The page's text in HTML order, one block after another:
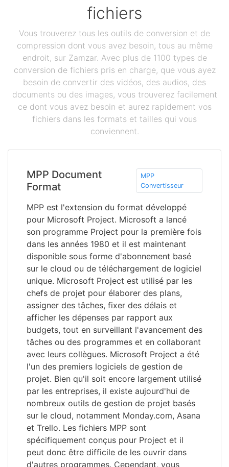
fichiers
Vous trouverez tous les outils de conversion et de
compression dont vous avez besoin, tous au même
endroit, sur Zamzar. Avec plus de 1100 types de
conversion de fichiers pris en charge, que vous ayez
besoin de convertir des vidéos, des audios, des
documents ou des images, vous trouverez facilement
ce dont vous avez besoin et aurez rapidement vos
fichiers dans les formats et tailles qui vous
conviennent.
MPP Document
Format
MPP
Convertisseur
MPP est l'extension du format développé
pour Microsoft Project. Microsoft a lancé
son programme Project pour la première fois
dans les années 1980 et il est maintenant
disponible sous forme d'abonnement basé
sur le cloud ou de téléchargement de logiciel
unique. Microsoft Project est utilisé par les
chefs de projet pour élaborer des plans,
assigner des tâches, fixer des délais et
afficher les dépenses par rapport aux
budgets, tout en surveillant l'avancement des
tâches ou des programmes et en collaborant
avec leurs collègues. Microsoft Project a été
l'un des premiers logiciels de gestion de
projet. Bien qu'il soit encore largement utilisé
par les entreprises, il existe aujourd'hui de
nombreux outils de gestion de projet basés
sur le cloud, notamment Monday.com, Asana
et Trello. Les fichiers MPP sont
spécifiquement conçus pour Project et il
peut donc être difficile de les ouvrir dans
d'autres programmes. Cependant, vous